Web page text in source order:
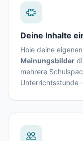
Deine Inhalte
Hole deine eigenen
Meinungsbilder
mehrere
Unterrichtsstunde